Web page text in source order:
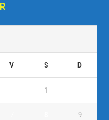
V S D
1
9